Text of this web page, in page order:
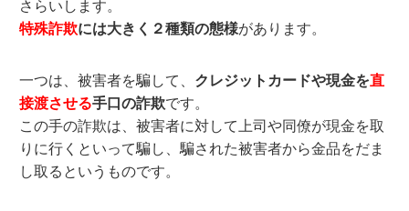
さらいします。
特殊詐欺には大きく２種類の態様があります。
一つは、被害者を騙して、 クレジットカードや現金を直
接渡させる手口の詐欺です。
この手の詐欺は、被害者に対して上司や同僚が現金を取
りに行くといって騙し、騙された被害者から金品をだま
し取るというものです。